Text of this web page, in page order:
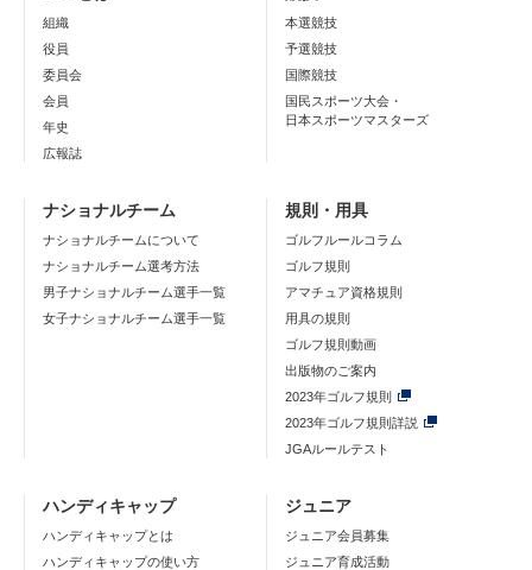
組織
役員
委員会
会員
年史
広報誌
本選競技
予選競技
国際競技
国民スポーツ大会・
日本スポーツマスターズ
ナショナルチーム
ナショナルチームについて
ナショナルチーム選考方法
男子ナショナルチーム選手一覧
女子ナショナルチーム選手一覧
規則・用具
ゴルフルールコラム
ゴルフ規則
アマチュア資格規則
用具の規則
ゴルフ規則動画
出版物のご案内
2023年ゴルフ規則
2023年ゴルフ規則詳説
JGAルールテスト
ハンディキャップ
ハンディキャップとは
ハンディキャップの使い方
ジュニア
ジュニア会員募集
ジュニア育成活動